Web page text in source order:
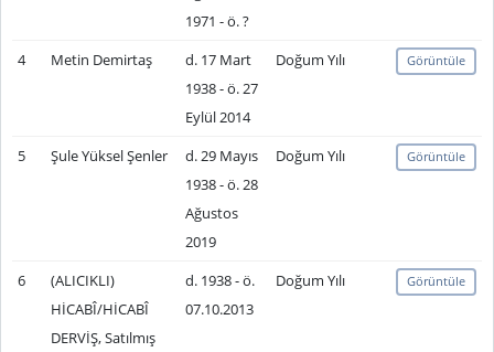
1971 - ö. ?
4 Metin Demirtaş
d. 17 Mart
1938 - ö. 27
Eylül 2014
Doğum Yılı Görüntüle
5 Şule Yüksel Şenler
d. 29 Mayıs
1938 - ö. 28
Ağustos
2019
Doğum Yılı Görüntüle
6
(ALICIKLI)
HİCABÎ/HİCABÎ
DERVİŞ, Satılmış
d. 1938 - ö.
07.10.2013
Doğum Yılı Görüntüle